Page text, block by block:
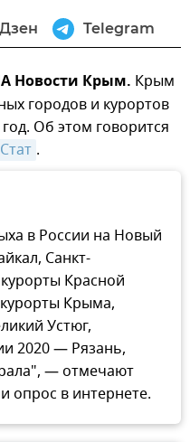
Дзен Telegram
Новости Крым. Крым
городов и курортов
Об этом говорится
.
в России на Новый
Санкт-
Красной
Крыма,
Устюг,
2020 — Рязань,
— отмечают
опрос в интернете.